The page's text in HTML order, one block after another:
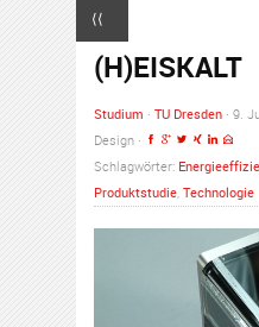
⟨⟨
(H)EISKALT
Studium · TU Dresden · 9.
Design ·
Schlagwörter:
Produktstudie, Technologie